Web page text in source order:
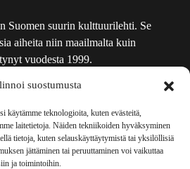
suostumusta
käytämme teknologioita, kuten evästeitä,
laitetietoja. Näiden tekniikoiden hyväksyminen
tietoja, kuten selauskäyttäytymistä tai yksilöllisiä
jättäminen tai peruuttaminen voi vaikuttaa
ja toimintoihin.
Suomen suurin kulttuurilehti. Se
aiheita niin maailmalta kuin
vuodesta 1999.